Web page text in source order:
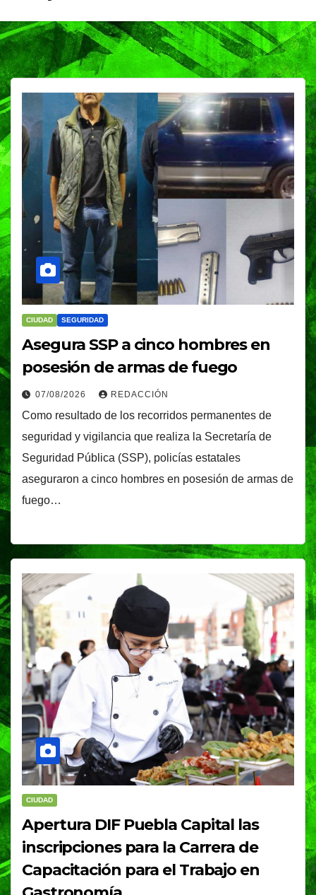
CIUDAD SEGURIDAD
Asegura SSP a cinco hombres en
posesión de armas de fuego
07/08/2026 REDACCIÓN
Como resultado de los recorridos permanentes de
seguridad y vigilancia que realiza la Secretaría de
Seguridad Pública (SSP), policías estatales
aseguraron a cinco hombres en posesión de armas de
fuego…
CIUDAD
Apertura DIF Puebla Capital las
inscripciones para la Carrera de
Capacitación para el Trabajo en